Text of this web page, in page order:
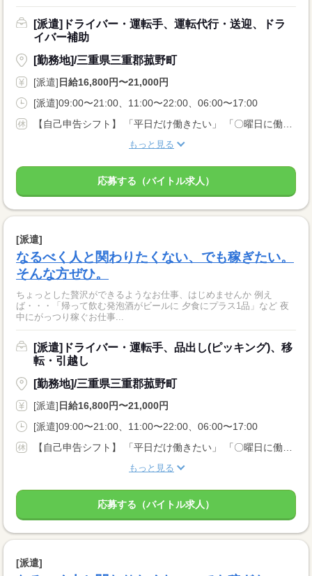
[派遣]ドライバー・運転手、運転代行・送迎、ドラ
イバー補助
[勤務地]/三重県三重郡菰野町
[派遣] 日給16,800円〜21,000円
[派遣]09:00〜21:00、11:00〜22:00、06:00〜17:00
【自己申告シフト】 「平日だけ働きたい」 「〇曜日に働きたい」 など、働き方は自分で選べます。 曜日・時間についてのご希望も 面談の際に教えてくださいね。 ※こちらは中型以上のお仕事の例です
もっと見る
応募する（バイトル求人）
[派遣]
なるべく人と関わりたくない、でも稼ぎたい。
そんな方ぜひ。
ちょっとした贅沢ができるようなお仕事、はじめませんか 例え
ば・・・「帰って飲む発泡酒がビールに 夕食にプラス1品」など 夜
中にがっつり稼ぐお仕事...
[派遣]ドライバー・運転手、品出し(ピッキング)、移
転・引越し
[勤務地]/三重県三重郡菰野町
[派遣] 日給16,800円〜21,000円
[派遣]09:00〜21:00、11:00〜22:00、06:00〜17:00
【自己申告シフト】 「平日だけ働きたい」 「〇曜日に働きたい」 など、働き方は自分で選べます。 曜日・時間についてのご希望も 面談の際に教えてくださいね。 ※こちらは中型以上のお仕事の例です
もっと見る
応募する（バイトル求人）
[派遣]